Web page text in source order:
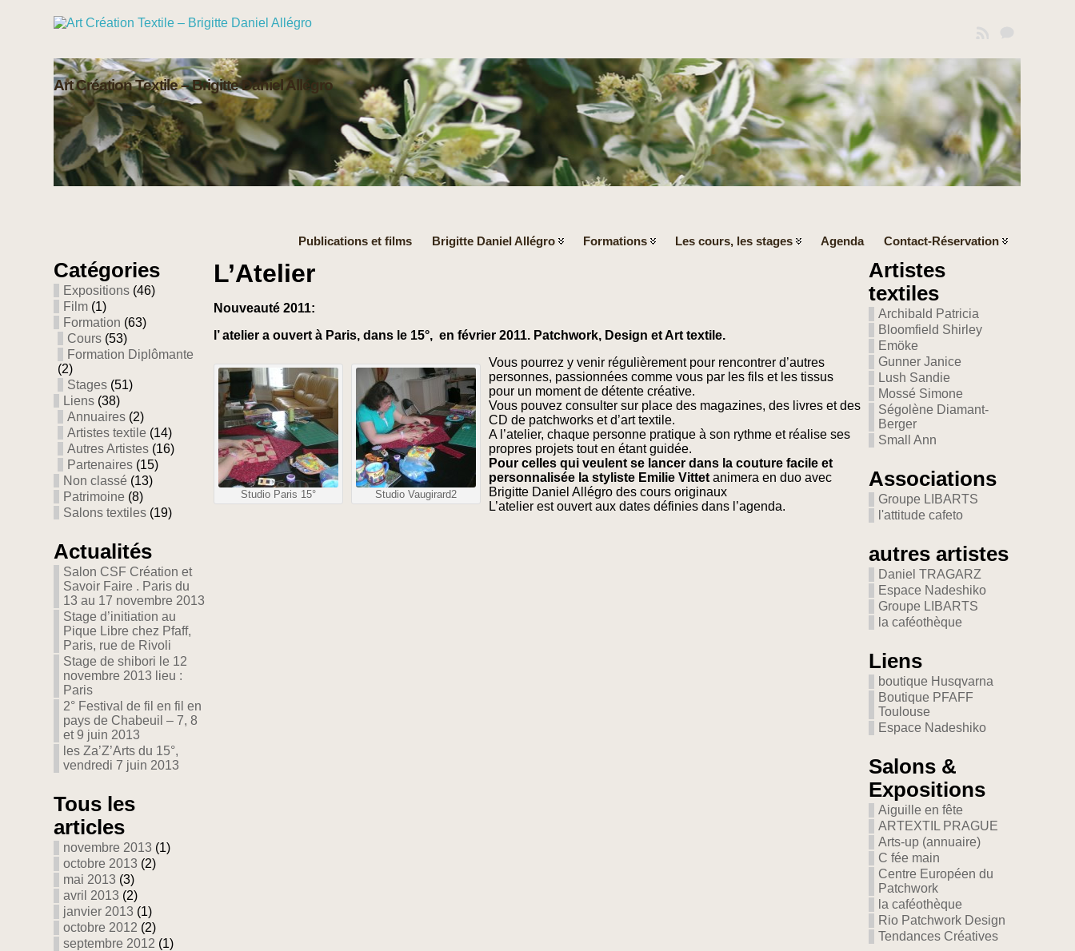
Art Création Textile – Brigitte Daniel Allégro
Publications et films Brigitte Daniel Allégro Formations Les cours, les stages Agenda Contact-Réservation
Catégories
Expositions (46)
Film (1)
Formation (63)
Cours (53)
Formation Diplômante
(2)
Stages (51)
Liens (38)
Annuaires (2)
Artistes textile (14)
Autres Artistes (16)
Partenaires (15)
Non classé (13)
Patrimoine (8)
Salons textiles (19)
Actualités
Salon CSF Création et
Savoir Faire . Paris du
13 au 17 novembre 2013
Stage d’initiation au
Pique Libre chez Pfaff,
Paris, rue de Rivoli
Stage de shibori le 12
novembre 2013 lieu :
Paris
2° Festival de fil en fil en
pays de Chabeuil – 7, 8
et 9 juin 2013
les Za’Z’Arts du 15°,
vendredi 7 juin 2013
Tous les
articles
novembre 2013 (1)
octobre 2013 (2)
mai 2013 (3)
avril 2013 (2)
janvier 2013 (1)
octobre 2012 (2)
septembre 2012 (1)
L’Atelier
Nouveauté 2011:
l’ atelier a ouvert à Paris, dans le 15°, en février 2011. Patchwork, Design et Art textile.
Studio Paris 15° Studio Vaugirard2
Vous pourrez y venir régulièrement pour rencontrer d’autres
personnes, passionnées comme vous par les fils et les tissus
pour un moment de détente créative.
Vous pouvez consulter sur place des magazines, des livres et des
CD de patchworks et d’art textile.
A l’atelier, chaque personne pratique à son rythme et réalise ses
propres projets tout en étant guidée.
Pour celles qui veulent se lancer dans la couture facile et
personnalisée la styliste Emilie Vittetanimera en duo avec
Brigitte Daniel Allégro des cours originaux
L’atelier est ouvert aux dates définies dans l’agenda.
Artistes
textiles
Archibald Patricia
Bloomfield Shirley
Emöke
Gunner Janice
Lush Sandie
Mossé Simone
Ségolène Diamant-
Berger
Small Ann
Associations
Groupe LIBARTS
l'attitude cafeto
autres artistes
Daniel TRAGARZ
Espace Nadeshiko
Groupe LIBARTS
la caféothèque
Liens
boutique Husqvarna
Boutique PFAFF
Toulouse
Espace Nadeshiko
Salons &
Expositions
Aiguille en fête
ARTEXTIL PRAGUE
Arts-up (annuaire)
C fée main
Centre Européen du
Patchwork
la caféothèque
Rio Patchwork Design
Tendances Créatives